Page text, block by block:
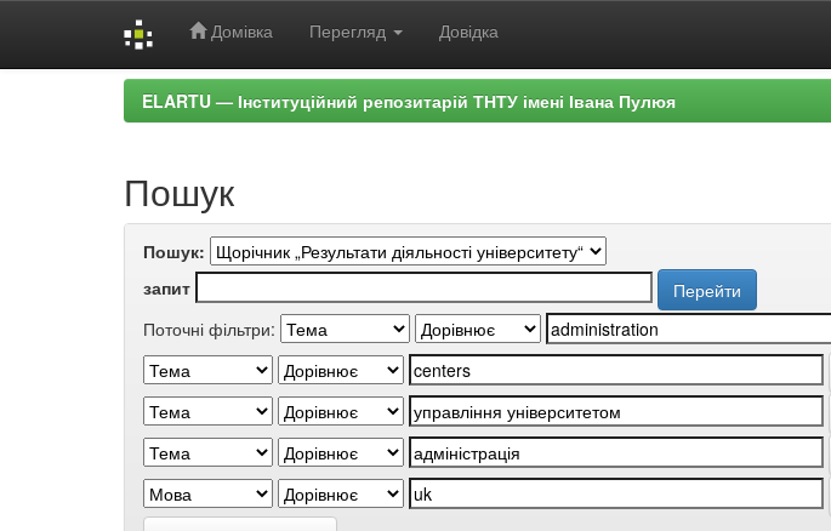
Домівка Перегляд Довідка
ELARTU — Інституційний репозитарій ТНТУ імені Івана Пулюя
Пошук
Пошук:
запит
Поточні фільтри: